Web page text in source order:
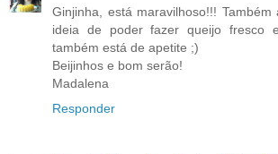
Ginjinha, está maravilhoso!!! Também
ideia de poder fazer queijo fresco
também está de apetite ;)
Beijinhos e bom serão!
Madalena
Responder